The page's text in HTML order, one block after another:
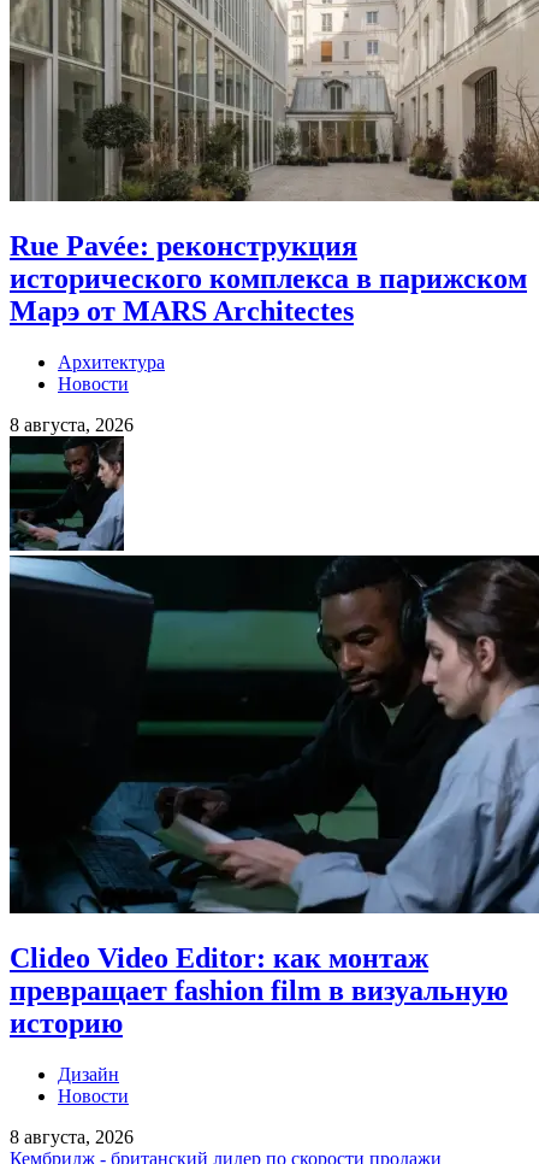
Rue Pavée: реконструкция
исторического комплекса в парижском
Марэ от MARS Architectes
Архитектура
Новости
8 августа, 2026
Clideo Video Editor: как монтаж
превращает fashion film в визуальную
историю
Дизайн
Новости
8 августа, 2026
Кембридж - британский лидер по скорости продажи